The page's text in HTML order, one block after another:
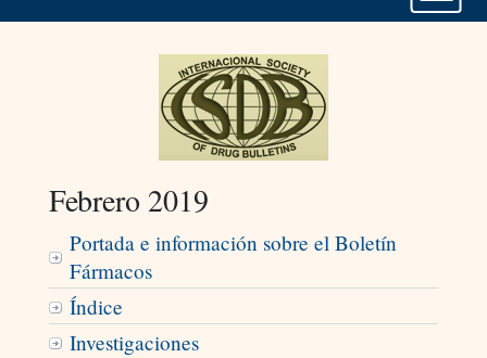
Febrero 2019
Portada e información sobre el Boletín
Fármacos
Índice
Investigaciones